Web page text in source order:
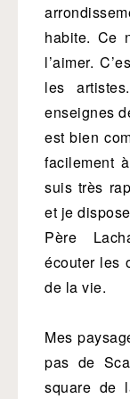
habite. Ce
l’aimer.
les
enseignes
est bien
facilement
suis très
et je
Père
écouter les
de la vie.
Mes
pas de
square de